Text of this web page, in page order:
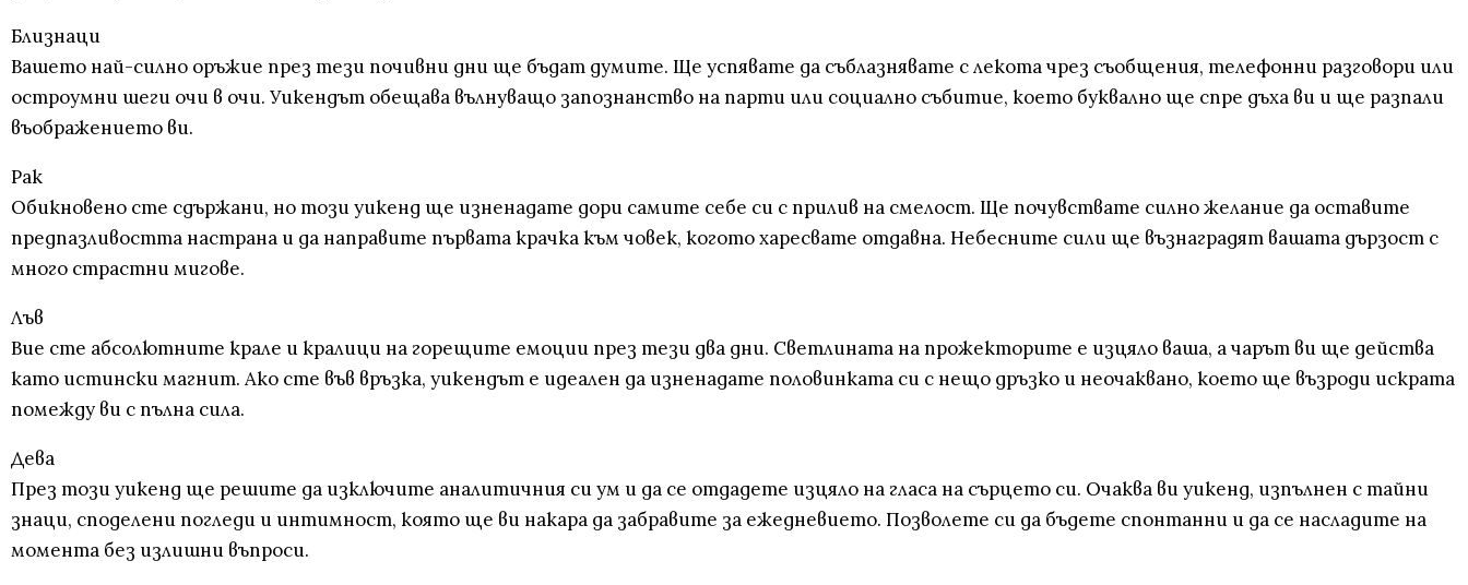
Близнаци
Вашето най-силно оръжие през тези почивни дни ще бъдат думите. Ще успявате да съблазнявате с лекота чрез съобщения, телефонни разговори или
остроумни шеги очи в очи. Уикендът обещава вълнуващо запознанство на парти или социално събитие, което буквално ще спре дъха ви и ще разпали
въображението ви.
Рак
Обикновено сте сдържани, но този уикенд ще изненадате дори самите себе си с прилив на смелост. Ще почувствате силно желание да оставите
предпазливостта настрана и да направите първата крачка към човек, когото харесвате отдавна. Небесните сили ще възнаградят вашата дързост с
много страстни мигове.
Лъв
Вие сте абсолютните крале и кралици на горещите емоции през тези два дни. Светлината на прожекторите е изцяло ваша, а чарът ви ще действа
като истински магнит. Ако сте във връзка, уикендът е идеален да изненадате половинката си с нещо дръзко и неочаквано, което ще възроди искрата
помежду ви с пълна сила.
Дева
През този уикенд ще решите да изключите аналитичния си ум и да се отдадете изцяло на гласа на сърцето си. Очаква ви уикенд, изпълнен с тайни
знаци, споделени погледи и интимност, която ще ви накара да забравите за ежедневието. Позволете си да бъдете спонтанни и да се насладите на
момента без излишни въпроси.